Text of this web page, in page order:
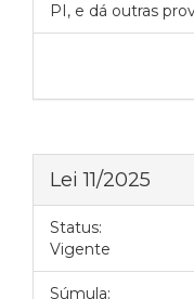
PI, e dá outras
Lei 11/2025
Status:
Vigente
Súmula: